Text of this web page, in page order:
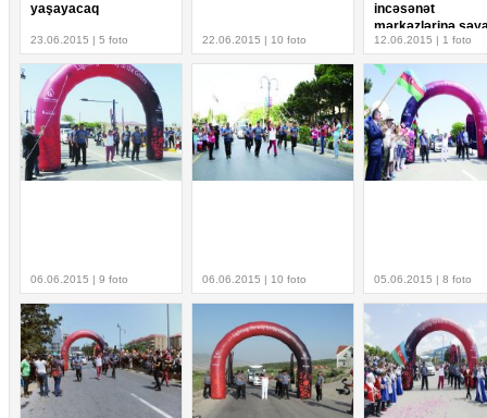
yaşayacaq
23.06.2015 | 5 foto 22.06.2015 | 10 foto
incəsənət
mərkəzlərinə
12.06.2015 | 1 foto
06.06.2015 | 9 foto 06.06.2015 | 10 foto 05.06.2015 | 8 foto